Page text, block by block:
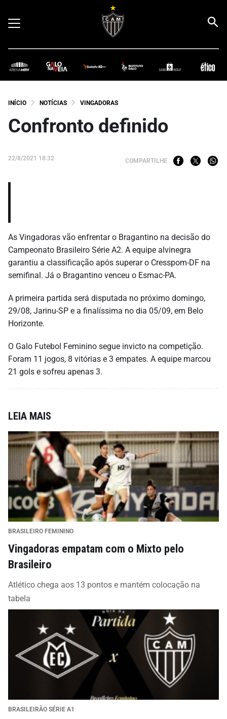
INÍCIO NOTÍCIAS VINGADORAS
Confronto definido
22/8/2021 18:32 COMPARTILHE
As Vingadoras vão enfrentar o Bragantino na decisão do
Campeonato Brasileiro Série A2. A equipe alvinegra
garantiu a classificação após superar o Cresspom-DF na
semifinal. Já o Bragantino venceu o Esmac-PA.
A primeira partida será disputada no próximo domingo,
29/08, Jarinu-SP e a finalíssima no dia 05/09, em Belo
Horizonte.
O Galo Futebol Feminino segue invicto na competição.
Foram 11 jogos, 8 vitórias e 3 empates. A equipe marcou
21 gols e sofreu apenas 3.
LEIA MAIS
BRASILEIRO FEMININO
Vingadoras empatam com o Mixto pelo
Brasileiro
Atlético chega aos 13 pontos e mantém colocação na
tabela
BRASILEIRÃO SÉRIE A1